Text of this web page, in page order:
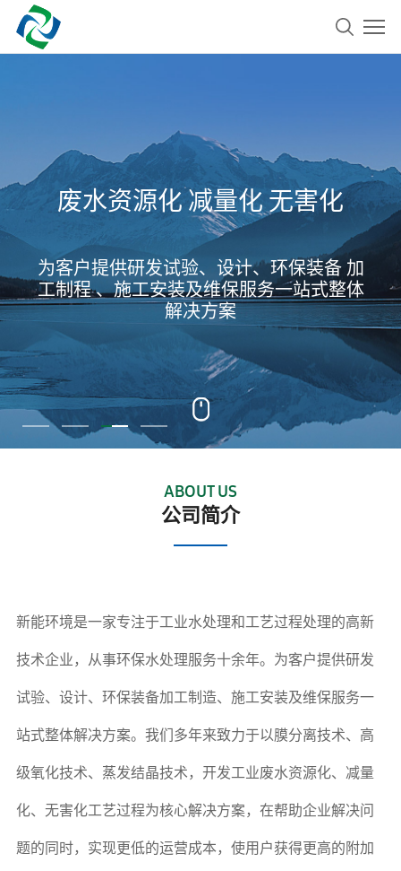
废水资源化 减量化 无害化
为客户提供研发试验、设计、环保装备 加
工制程 、施工安装及维保服务一站式整体
解决方案
ABOUT US
公司简介
新能环境是一家专注于工业水处理和工艺过程处理的高新
技术企业，从事环保水处理服务十余年。为客户提供研发
试验、设计、环保装备加工制造、施工安装及维保服务一
站式整体解决方案。我们多年来致力于以膜分离技术、高
级氧化技术、蒸发结晶技术，开发工业废水资源化、减量
化、无害化工艺过程为核心解决方案，在帮助企业解决问
题的同时，实现更低的运营成本，使用户获得更高的附加